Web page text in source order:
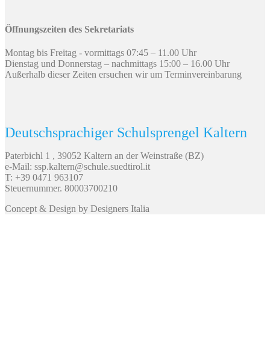
Öffnungszeiten des Sekretariats
Montag bis Freitag - vormittags 07:45 – 11.00 Uhr
Dienstag und Donnerstag – nachmittags 15:00 – 16.00 Uhr
Außerhalb dieser Zeiten ersuchen wir um Terminvereinbarung
Deutschsprachiger Schulsprengel Kaltern
Paterbichl 1 , 39052 Kaltern an der Weinstraße (BZ)
e-Mail: ssp.kaltern@schule.suedtirol.it
T: +39 0471 963107
Steuernummer. 80003700210
Concept & Design by Designers Italia